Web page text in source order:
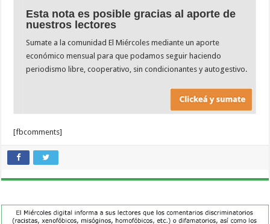
Esta nota es posible gracias al aporte de
nuestros lectores
Sumate a la comunidad El Miércoles mediante un aporte
económico mensual para que podamos seguir haciendo
periodismo libre, cooperativo, sin condicionantes y autogestivo.
[fbcomments]